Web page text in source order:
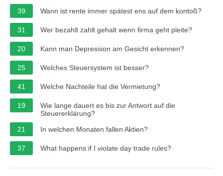
39
Wann ist rente immer spätest ens auf dem kontoß?
31 Wer bezahlt zahlt gehalt wenn firma geht pleite?
20 Kann man Depression am Gesicht erkennen?
25 Welches Steuersystem ist besser?
41 Welche Nachteile hat die Vermietung?
19
Wie lange dauert es bis zur Antwort auf die
Steuererklärung?
21
In welchen Monaten fallen Aktien?
37 What happens if I violate day trade rules?